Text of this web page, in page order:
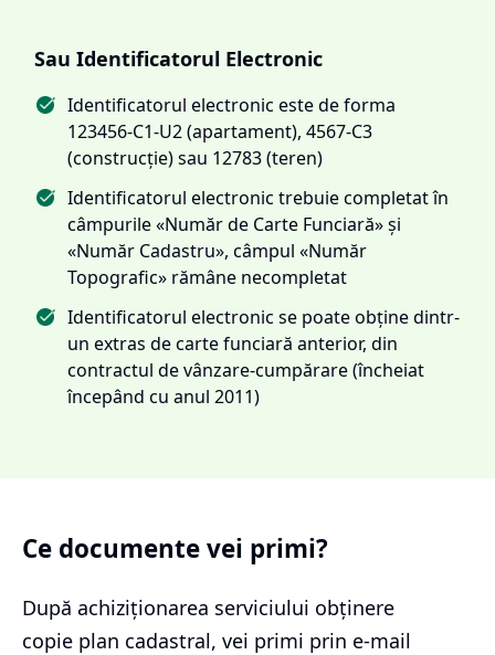
Sau Identificatorul Electronic
Identificatorul electronic este de forma
123456-C1-U2 (apartament), 4567-C3
(construcție) sau 12783 (teren)
Identificatorul electronic trebuie completat în
câmpurile «Număr de Carte Funciară» și
«Număr Cadastru», câmpul «Număr
Topografic» rămâne necompletat
Identificatorul electronic se poate obține dintr-
un extras de carte funciară anterior, din
contractul de vânzare-cumpărare (încheiat
începând cu anul 2011)
Ce documente vei primi?
După achiziționarea serviciului obținere
copie plan cadastral, vei primi prin e-mail